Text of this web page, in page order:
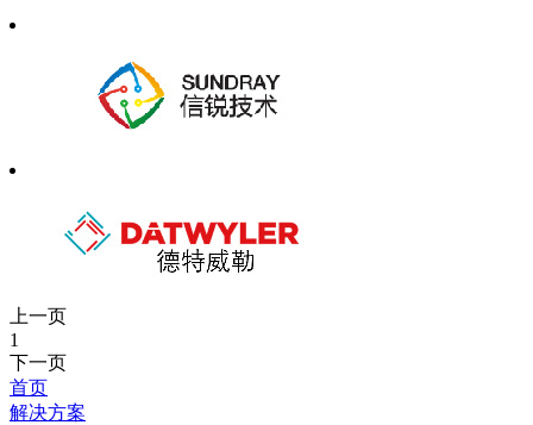
上一页
1
下一页
首页
解决方案